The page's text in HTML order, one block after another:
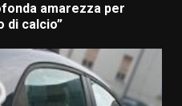
amarezza per
di calcio”